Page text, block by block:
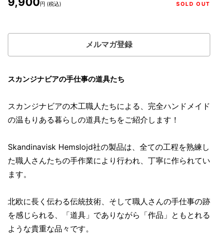
円 (税込) SOLD OUT
メルマガ登録
スカンジナビアの手仕事の道具たち
スカンジナビアの木工職人たちによる、完全ハンドメイド
の温もりある暮らしの道具たちをご紹介します！
Skandinavisk Hemslojd社の製品は、全ての工程を熟練し
た職人さんたちの手作業により行われ、丁寧に作られてい
ます。
北欧に長く伝わる伝統技術、そして職人さんの手仕事の跡
を感じられる、「道具」でありながら「作品」ともとれる
ような貴重な品々です。